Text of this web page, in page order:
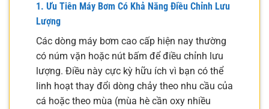
1. Ưu Tiên Máy Bơm Có Khả Năng Điều Chỉnh Lưu
Lượng
Các dòng máy bơm cao cấp hiện nay thường
có núm vặn hoặc nút bấm để điều chỉnh lưu
lượng. Điều này cực kỳ hữu ích vì bạn có thể
linh hoạt thay đổi dòng chảy theo nhu cầu của
cá hoặc theo mùa (mùa hè cần oxy nhiều